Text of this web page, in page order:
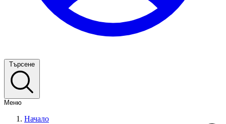
Търсене
Меню
Начало